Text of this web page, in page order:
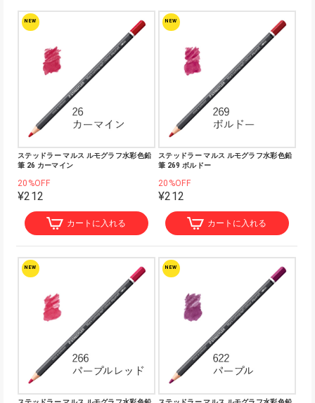
NEW
ステッドラー マルス ルモグラフ水彩色鉛
筆 26 カーマイン
20%OFF
¥212
カートに入れる
NEW
ステッドラー マルス ルモグラフ水彩色鉛
筆 269 ボルドー
20%OFF
¥212
カートに入れる
NEW NEW